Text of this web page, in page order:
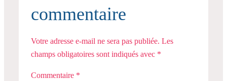
commentaire
Votre adresse e-mail ne sera pas publiée. Les
champs obligatoires sont indiqués avec *
Commentaire *